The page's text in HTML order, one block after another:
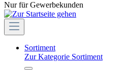
Nur für Gewerbekunden
Sortiment
Zur Kategorie Sortiment